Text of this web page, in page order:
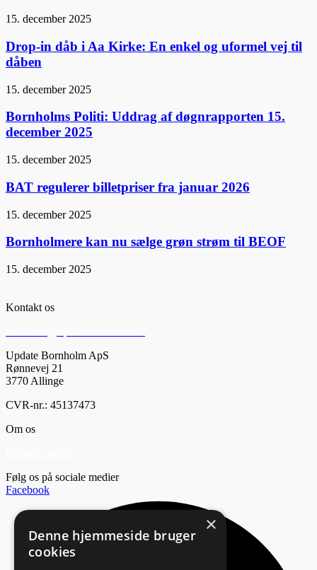
15. december 2025
Drop-in dåb i Aa Kirke: En enkel og uformel vej til
dåben
15. december 2025
Bornholms Politi: Uddrag af døgnrapporten 15.
december 2025
15. december 2025
BAT regulerer billetpriser fra januar 2026
15. december 2025
Bornholmere kan nu sælge grøn strøm til BEOF
15. december 2025
Kontakt os
Update Bornholm ApS
Rønnevej 21
3770 Allinge
CVR-nr.: 45137473
Om os
Følg os på sociale medier
Facebook
×
Denne hjemmeside bruger
cookies